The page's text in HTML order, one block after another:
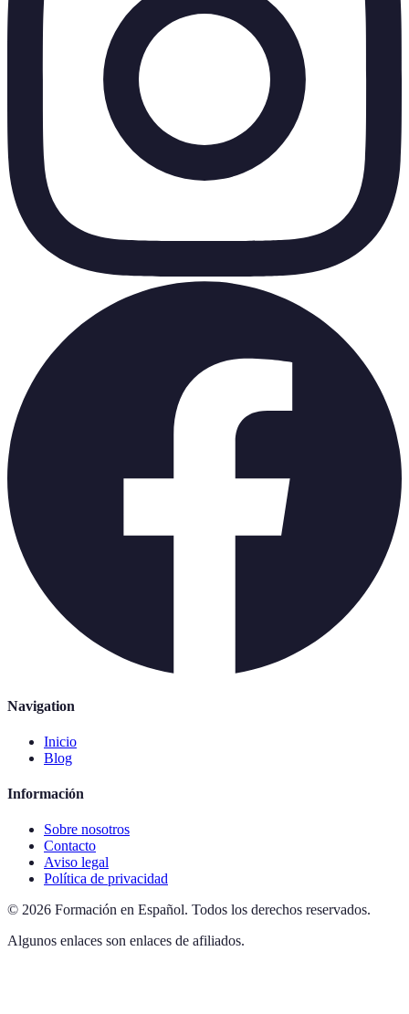
Navigation
Inicio
Blog
Información
Sobre nosotros
Contacto
Aviso legal
Política de privacidad
© 2026 Formación en Español. Todos los derechos reservados.
Algunos enlaces son enlaces de afiliados.